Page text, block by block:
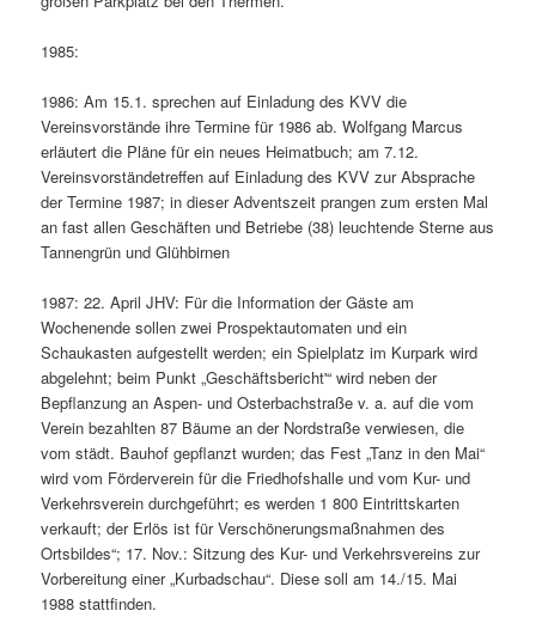
1985:
1986: Am 15.1. sprechen auf Einladung des KVV die
Vereinsvorstände ihre Termine für 1986 ab. Wolfgang Marcus
erläutert die Pläne für ein neues Heimatbuch; am 7.12.
Vereinsvorständetreffen auf Einladung des KVV zur Absprache
der Termine 1987; in dieser Adventszeit prangen zum ersten Mal
an fast allen Geschäften und Betriebe (38) leuchtende Sterne aus
Tannengrün und Glühbirnen
1987: 22. April JHV: Für die Information der Gäste am
Wochenende sollen zwei Prospektautomaten und ein
Schaukasten aufgestellt werden; ein Spielplatz im Kurpark wird
abgelehnt; beim Punkt „Geschäftsbericht'“ wird neben der
Bepflanzung an Aspen- und Osterbachstraße v. a. auf die vom
Verein bezahlten 87 Bäume an der Nordstraße verwiesen, die
vom städt. Bauhof gepflanzt wurden; das Fest „Tanz in den Mai“
wird vom Förderverein für die Friedhofshalle und vom Kur- und
Verkehrsverein durchgeführt; es werden 1 800 Eintrittskarten
verkauft; der Erlös ist für Verschönerungsmaßnahmen des
Ortsbildes“; 17. Nov.: Sitzung des Kur- und Verkehrsvereins zur
Vorbereitung einer „Kurbadschau“. Diese soll am 14./15. Mai
1988 stattfinden.